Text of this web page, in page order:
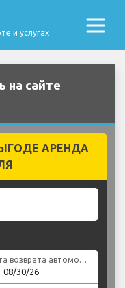
и услугах
на сайте
АРЕНДА
Дата возврата автомобиля